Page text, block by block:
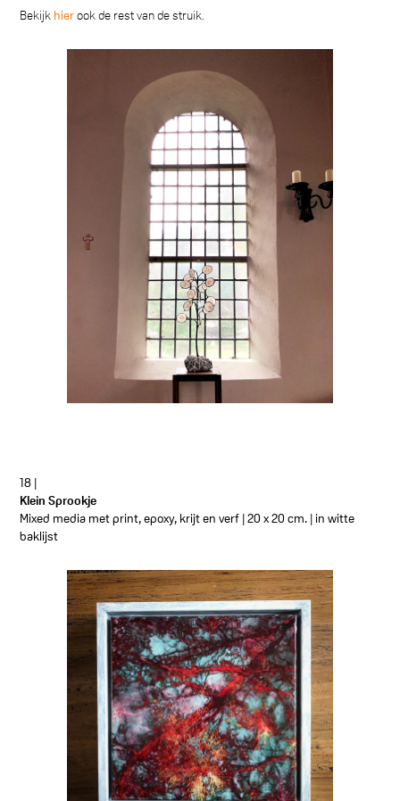
Bekijk hierook de rest van de struik.
18 |
Klein Sprookje
Mixed media met print, epoxy, krijt en verf | 20 x 20 cm. | in witte
baklijst